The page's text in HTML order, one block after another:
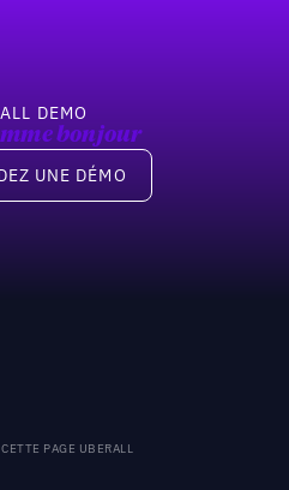
DEMO
bonjour
démo
UNE DÉMO
PAGE UBERALL